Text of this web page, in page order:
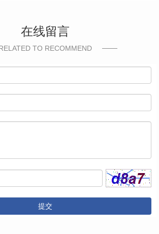
在线留言
TO RECOMMEND
提交